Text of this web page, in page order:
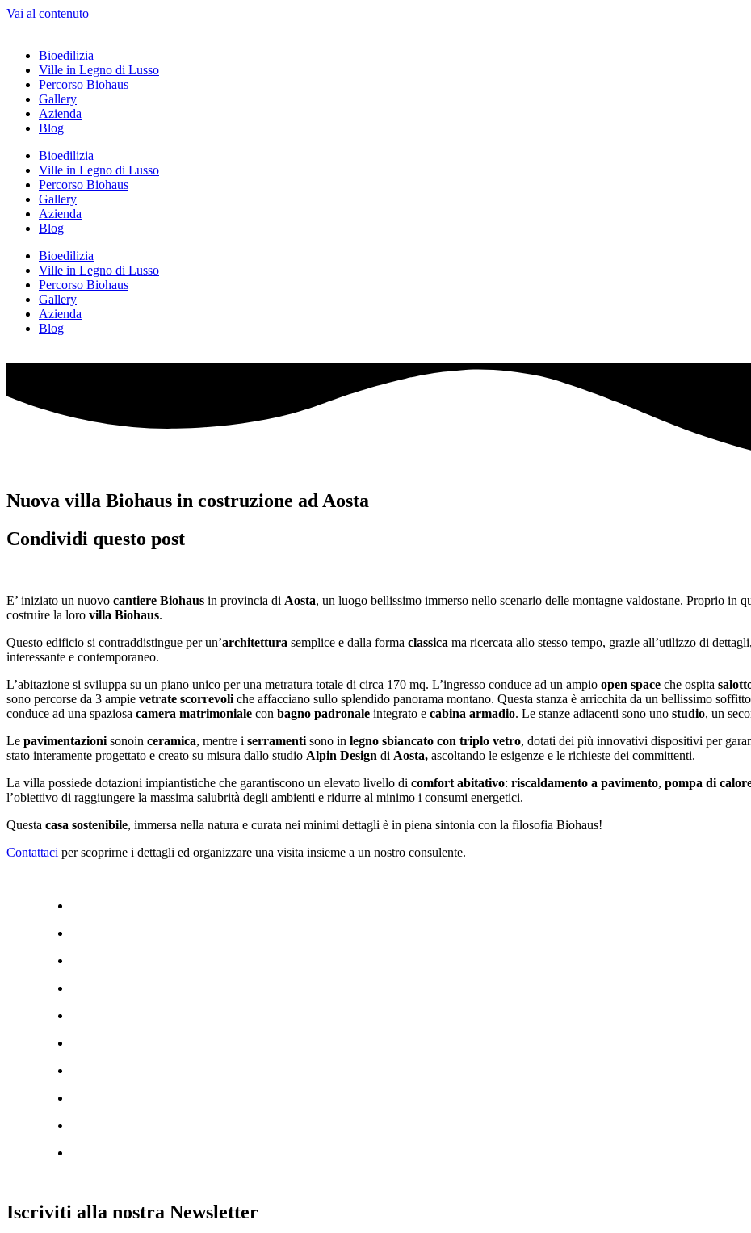
Vai al contenuto
Bioedilizia
Ville in Legno di Lusso
Percorso Biohaus
Gallery
Azienda
Blog
Bioedilizia
Ville in Legno di Lusso
Percorso Biohaus
Gallery
Azienda
Blog
Bioedilizia
Ville in Legno di Lusso
Percorso Biohaus
Gallery
Azienda
Blog
Nuova villa Biohaus in costruzione ad Aosta
Condividi questo post
E’ iniziato un nuovo cantiere Biohaus in provincia di Aosta, un luogo bellissimo immerso nello scenario delle montagne valdostane. Proprio in
costruire la loro villa Biohaus.
Questo edificio si contraddistingue per un’architettura semplice e dalla forma classica ma ricercata allo stesso tempo, grazie all’utilizzo di
interessante e contemporaneo.
L’abitazione si sviluppa su un piano unico per una metratura totale di circa 170 mq. L’ingresso conduce ad un ampio open space che ospita
sono percorse da 3 ampie vetrate scorrevoli che affacciano sullo splendido panorama montano. Questa stanza è arricchita da un bellissimo
conduce ad una spaziosa camera matrimoniale con bagno padronale integrato e cabina armadio. Le stanze adiacenti sono uno studio, un
Le pavimentazioni sonoin ceramica, mentre i serramenti sono in legno sbiancato con triplo vetro, dotati dei più innovativi dispositivi per
stato interamente progettato e creato su misura dallo studio Alpin Design di Aosta, ascoltando le esigenze e le richieste dei committenti.
La villa possiede dotazioni impiantistiche che garantiscono un elevato livello di comfort abitativo: riscaldamento a pavimento, pompa di
l’obiettivo di raggiungere la massima salubrità degli ambienti e ridurre al minimo i consumi energetici.
Questa casa sostenibile, immersa nella natura e curata nei minimi dettagli è in piena sintonia con la filosofia Biohaus!
Contattaci per scoprirne i dettagli ed organizzare una visita insieme a un nostro consulente.
Iscriviti alla nostra Newsletter